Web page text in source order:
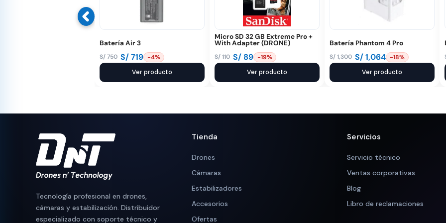
Batería Air 3
S/750
El
original
S/719
El
actual
-4%
Ver producto
Micro SD 32 GB Extreme Pro +
With Adapter (DRONE)
S/110
El
original
S/ 89
El
actual
-19%
Ver producto
Batería Phantom 4 Pro
S/1,300
El
original
S/1,064
El
actual
-18%
Ver producto
Tecnología profesional en drones,
cámaras y estabilización. Distribuidor
especializado con soporte técnico y
Tienda
Drones
Cámaras
Estabilizadores
Accesorios
Ofertas
Servicios
Servicio técnico
Ventas corporativas
Blog
Libro de reclamaciones